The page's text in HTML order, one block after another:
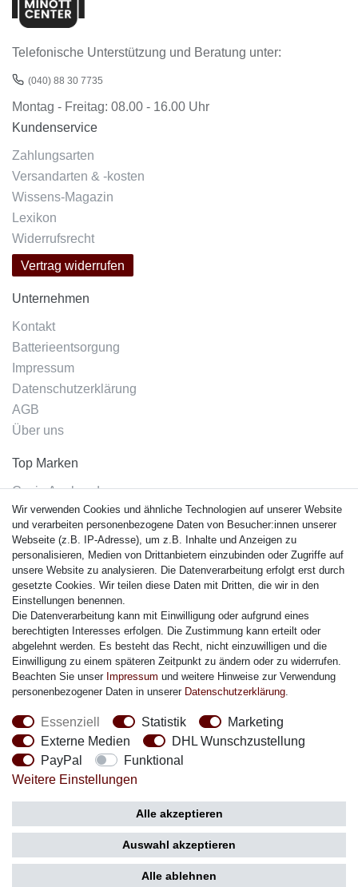
Telefonische Unterstützung und Beratung unter:
(040) 88 30 7735
Montag - Freitag: 08.00 - 16.00 Uhr
Kundenservice
Zahlungsarten
Versandarten & -kosten
Wissens-Magazin
Lexikon
Widerrufsrecht
Vertrag widerrufen
Unternehmen
Kontakt
Batterieentsorgung
Impressum
Datenschutzerklärung
AGB
Über uns
Top Marken
Casio Armband
Festina Armband
Citizen Armband
M. Lacroix Armband
J. Lemans Armband
Uhrenarmbänder - Alle
Sicherheit
Social Media
Zahlung
Wir verwenden Cookies und ähnliche Technologien auf unserer Website
und verarbeiten personenbezogene Daten von Besucher:innen unserer
Webseite (z.B. IP-Adresse), um z.B. Inhalte und Anzeigen zu
personalisieren, Medien von Drittanbietern einzubinden oder Zugriffe auf
unsere Website zu analysieren. Die Datenverarbeitung erfolgt erst durch
gesetzte Cookies. Wir teilen diese Daten mit Dritten, die wir in den
Einstellungen benennen.
Die Datenverarbeitung kann mit Einwilligung oder aufgrund eines
berechtigten Interesses erfolgen. Die Zustimmung kann erteilt oder
abgelehnt werden. Es besteht das Recht, nicht einzuwilligen und die
Einwilligung zu einem späteren Zeitpunkt zu ändern oder zu widerrufen.
Beachten Sie unser Impressum und weitere Hinweise zur Verwendung
personenbezogener Daten in unserer Daten­schutz­erklärung
Essenziell Statistik
Marketing
Externe Medien
DHL Wunschzustellung
PayPal
Funktional
Weitere Einstellungen
Alle akzeptieren
Auswahl akzeptieren
Alle ablehnen